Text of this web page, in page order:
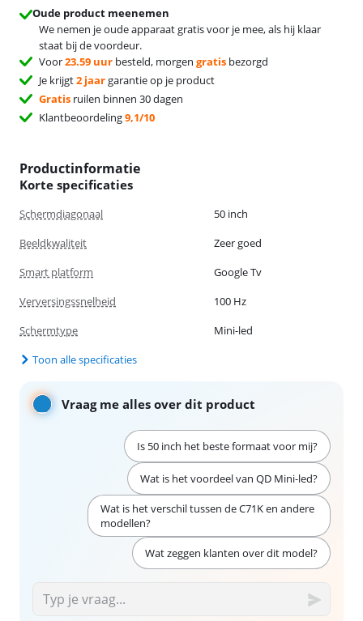
Oude product meenemen
We nemen je oude apparaat gratis voor je mee, als hij klaar
staat bij de voordeur.
Voor23.59 uur besteld, morgen gratis bezorgd
Je krijgt2 jaargarantie op je product
Gratis ruilen binnen 30 dagen
Klantbeoordeling9,1/10
Productinformatie
Korte specificaties
Schermdiagonaal
50 inch
Beeldkwaliteit
Zeer goed
Smart platform
Google Tv
Verversingssnelheid
100 Hz
Schermtype
Mini-led
Toon alle specificaties
Vraag me alles over dit product
Is 50 inch het beste formaat voor mij?
Wat is het voordeel van QD Mini-led?
Wat is het verschil tussen de C71K en andere
modellen?
Wat zeggen klanten over dit model?